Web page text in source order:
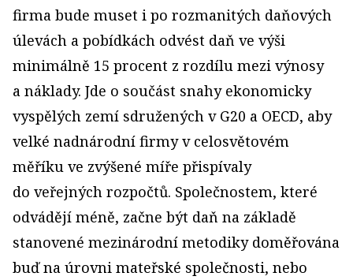
firma bude muset i po rozmanitých daňových
úlevách a pobídkách odvést daň ve výši
minimálně 15 procent z rozdílu mezi výnosy
a náklady. Jde o součást snahy ekonomicky
vyspělých zemí sdru­žených v G20 a OECD, aby
velké nadnárodní firmy v celosvětovém
měříku ve zvýšené míře přispívaly
do veřejných rozpočtů. Společnostem, které
odvádějí méně, začne být daň na základě
stanovené mezinárodní metodiky domě­řována
buď na úrovni mateřské společnosti, nebo